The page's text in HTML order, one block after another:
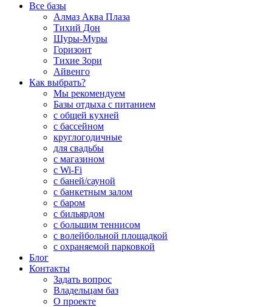
Все базы
Алмаз Аква Плаза
Тихий Дон
Шуры-Муры
Горизонт
Тихие Зори
Айвенго
Как выбрать?
Мы рекомендуем
Базы отдыха с питанием
с общей кухней
с бассейном
круглогодичные
для свадьбы
с магазином
с Wi-Fi
с баней/сауной
с банкетным залом
с баром
с бильярдом
с большим теннисом
с волейбольной площадкой
с охраняемой парковкой
Блог
Контакты
Задать вопрос
Владельцам баз
О проекте